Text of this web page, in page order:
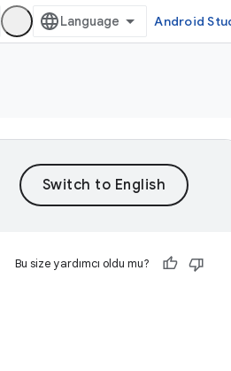
Android
Bu size yardımcı oldu mu?